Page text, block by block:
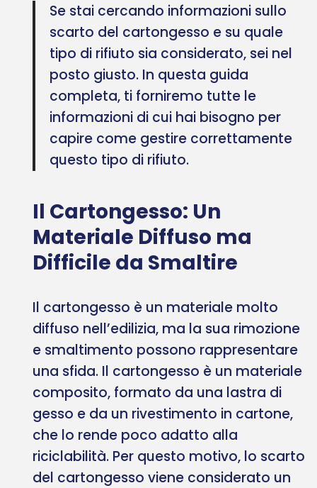
Se stai cercando informazioni sullo
scarto del cartongesso e su quale
tipo di rifiuto sia considerato, sei nel
posto giusto. In questa guida
completa, ti forniremo tutte le
informazioni di cui hai bisogno per
capire come gestire correttamente
questo tipo di rifiuto.
Il Cartongesso: Un
Materiale Diffuso ma
Difficile da Smaltire
Il cartongesso è un materiale molto
diffuso nell’edilizia, ma la sua rimozione
e smaltimento possono rappresentare
una sfida. Il cartongesso è un materiale
composito, formato da una lastra di
gesso e da un rivestimento in cartone,
che lo rende poco adatto alla
riciclabilità. Per questo motivo, lo scarto
del cartongesso viene considerato un